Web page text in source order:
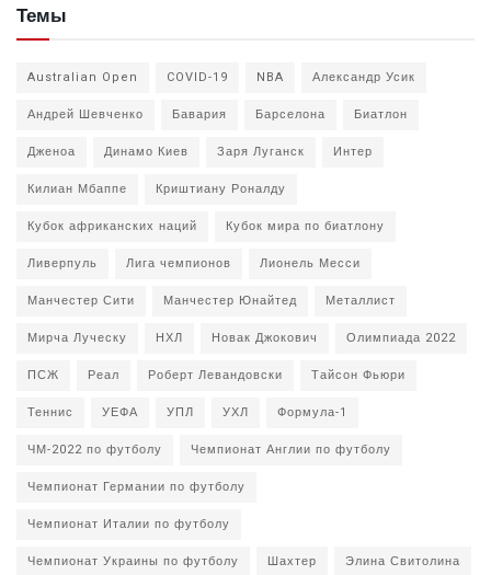
Темы
Australian Open COVID-19 NBA
Александр Усик
Андрей Шевченко
Бавария Барселона
Биатлон
Дженоа
Динамо Киев Заря Луганск
Интер
Килиан Мбаппе
Криштиану Роналду
Кубок африканских наций
Кубок мира по биатлону
Ливерпуль
Лига чемпионов
Лионель Месси
Манчестер Сити
Манчестер Юнайтед
Металлист
Мирча Луческу
НХЛ Новак Джокович
Олимпиада 2022
ПСЖ
Реал Роберт Левандовски
Тайсон Фьюри
Теннис
УЕФА УПЛ УХЛ
Формула-1
ЧМ-2022 по футболу
Чемпионат Англии по футболу
Чемпионат Германии по футболу
Чемпионат Италии по футболу
Чемпионат Украины по футболу
Шахтер
Элина Свитолина